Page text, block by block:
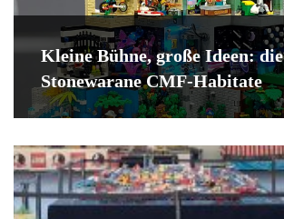
Kleine Bühne, große Ideen: die
Stonewarane CMF-Habitate